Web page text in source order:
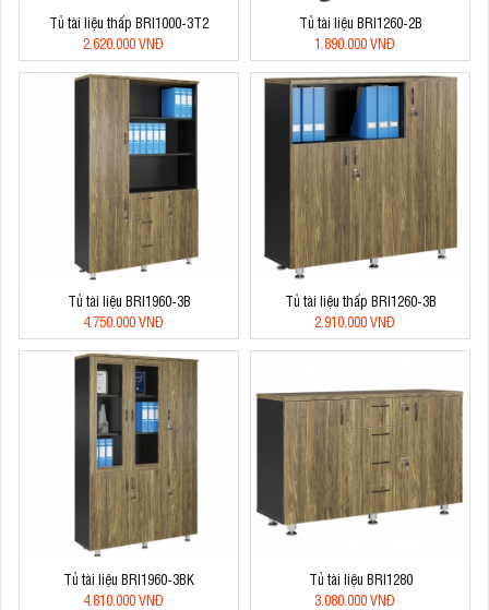
Tủ tài liệu thấp BRI1000-3T2
2.620.000 VNĐ
Tủ tài liệu BRI1260-2B
1.890.000 VNĐ
Tủ tài liệu BRI1960-3B
4.750.000 VNĐ
Tủ tài liệu thấp BRI1260-3B
2.910.000 VNĐ
Tủ tài liệu BRI1960-3BK
4.810.000 VNĐ
Tủ tài liệu BRI1280
3.080.000 VNĐ